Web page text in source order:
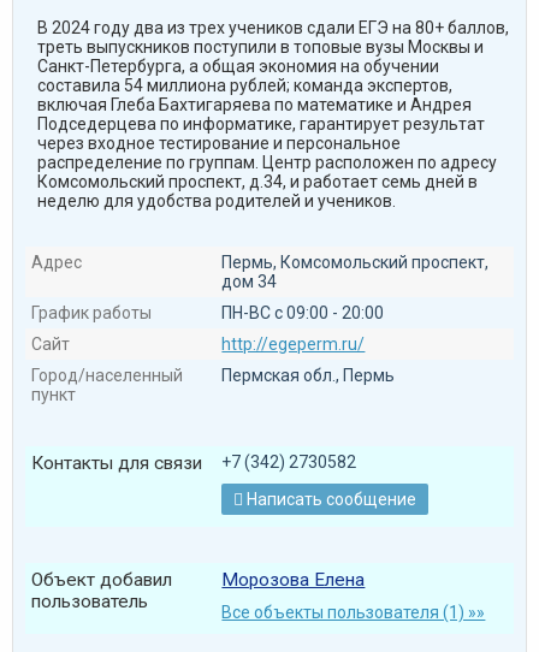
В 2024 году два из трех учеников сдали ЕГЭ на 80+ баллов,
треть выпускников поступили в топовые вузы Москвы и
Санкт-Петербурга, а общая экономия на обучении
составила 54 миллиона рублей; команда экспертов,
включая Глеба Бахтигаряева по математике и Андрея
Подседерцева по информатике, гарантирует результат
через входное тестирование и персональное
распределение по группам. Центр расположен по адресу
Комсомольский проспект, д.34, и работает семь дней в
неделю для удобства родителей и учеников.
Адрес
Пермь, Комсомольский проспект,
дом 34
График работы
ПН-ВС с 09:00 - 20:00
Сайт
http://egeperm.ru/
Город/населенный
пункт
Пермская обл., Пермь
Контакты для связи +7 (342) 2730582
 Написать сообщение
Объект добавил
пользователь
Морозова Елена
Все объекты пользователя (1) »»